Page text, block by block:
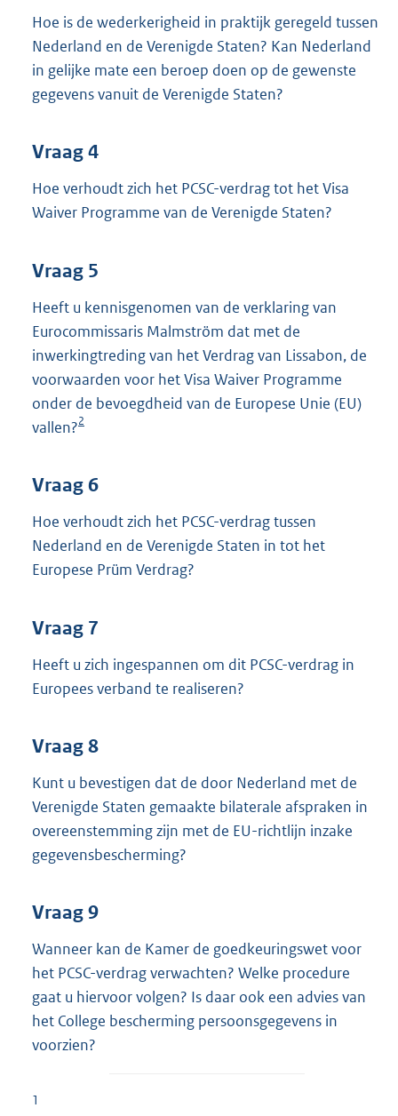
Hoe is de wederkerigheid in praktijk geregeld tussen
Nederland en de Verenigde Staten? Kan Nederland
in gelijke mate een beroep doen op de gewenste
gegevens vanuit de Verenigde Staten?
Vraag 4
Hoe verhoudt zich het PCSC-verdrag tot het Visa
Waiver Programme van de Verenigde Staten?
Vraag 5
Heeft u kennisgenomen van de verklaring van
Eurocommissaris Malmström dat met de
inwerkingtreding van het Verdrag van Lissabon, de
voorwaarden voor het Visa Waiver Programme
onder de bevoegdheid van de Europese Unie (EU)
vallen?2
Vraag 6
Hoe verhoudt zich het PCSC-verdrag tussen
Nederland en de Verenigde Staten in tot het
Europese Prüm Verdrag?
Vraag 7
Heeft u zich ingespannen om dit PCSC-verdrag in
Europees verband te realiseren?
Vraag 8
Kunt u bevestigen dat de door Nederland met de
Verenigde Staten gemaakte bilaterale afspraken in
overeenstemming zijn met de EU-richtlijn inzake
gegevensbescherming?
Vraag 9
Wanneer kan de Kamer de goedkeuringswet voor
het PCSC-verdrag verwachten? Welke procedure
gaat u hiervoor volgen? Is daar ook een advies van
het College bescherming persoonsgegevens in
voorzien?
1